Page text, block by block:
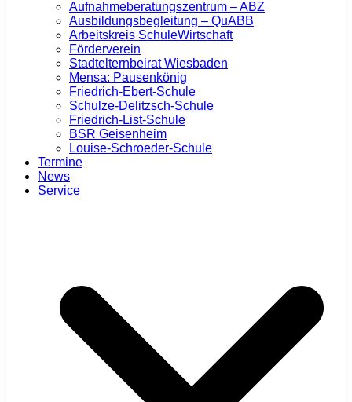
Aufnahmeberatungszentrum – ABZ
Ausbildungsbegleitung – QuABB
Arbeitskreis SchuleWirtschaft
Förderverein
Stadtelternbeirat Wiesbaden
Mensa: Pausenkönig
Friedrich-Ebert-Schule
Schulze-Delitzsch-Schule
Friedrich-List-Schule
BSR Geisenheim
Louise-Schroeder-Schule
Termine
News
Service